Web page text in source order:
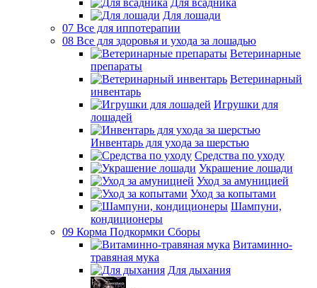
Для всадника
Для лошади
07 Все для иппотерапии
08 Все для здоровья и ухода за лошадью
Ветеринарные
препараты
Ветеринарный
инвентарь
Игрушки для
лошадей
Инвентарь для ухода за шерстью
Средства по уходу
Украшение лошади
Уход за амуницией
Уход за копытами
Шампуни,
кондиционеры
09 Корма Подкормки Сборы
Витаминно-
травяная мука
Для дыхания